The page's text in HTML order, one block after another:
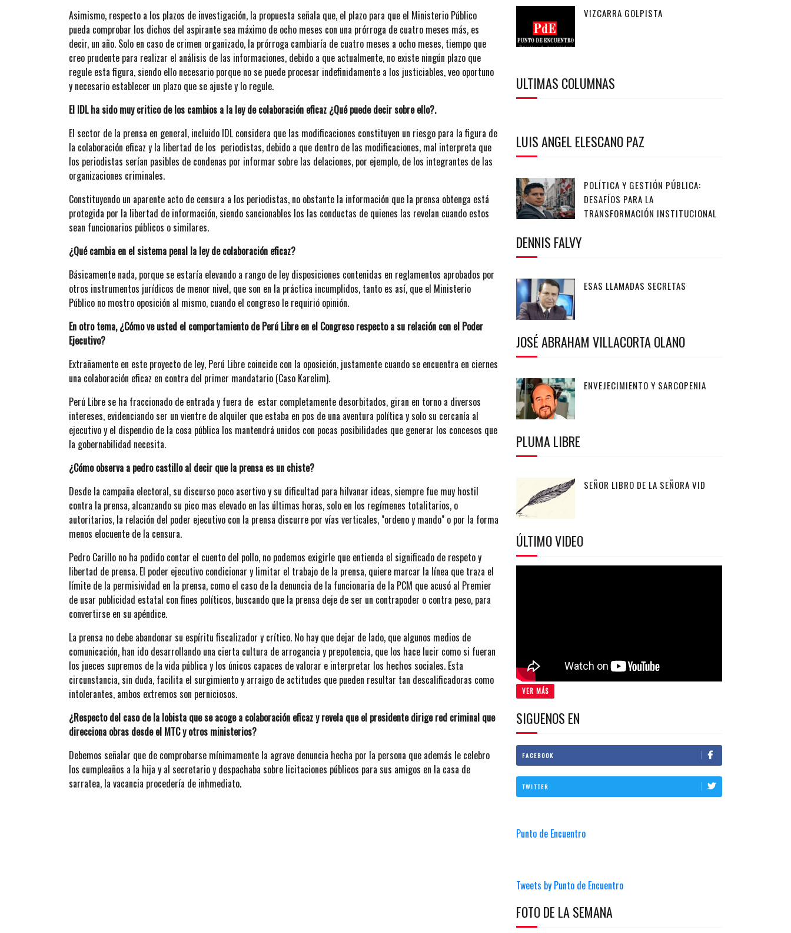
Asimismo, respecto a los plazos de investigación, la propuesta señala que, el plazo para que el Ministerio Público
pueda comprobar los dichos del aspirante sea máximo de ocho meses con una prórroga de cuatro meses más, es
decir, un año. Solo en caso de crimen organizado, la prórroga cambiaría de cuatro meses a ocho meses, tiempo que
creo prudente para realizar el análisis de las informaciones, debido a que actualmente, no existe ningún plazo que
regule esta figura, siendo ello necesario porque no se puede procesar indefinidamente a los justiciables, veo oportuno
y necesario establecer un plazo que se ajuste y lo regule.
El IDL ha sido muy critico de los cambios a la ley de colaboración eficaz ¿Qué puede decir sobre ello?.
El sector de la prensa en general, incluido IDL considera que las modificaciones constituyen un riesgo para la figura de
la colaboración eficaz y la libertad de los periodistas, debido a que dentro de las modificaciones, mal interpreta que
los periodistas serían pasibles de condenas por informar sobre las delaciones, por ejemplo, de los integrantes de las
organizaciones criminales.
Constituyendo un aparente acto de censura a los periodistas, no obstante la información que la prensa obtenga está
protegida por la libertad de información, siendo sancionables los las conductas de quienes las revelan cuando estos
sean funcionarios públicos o similares.
¿Qué cambia en el sistema penal la ley de colaboración eficaz?
Básicamente nada, porque se estaría elevando a rango de ley disposiciones contenidas en reglamentos aprobados por
otros instrumentos jurídicos de menor nivel, que son en la práctica incumplidos, tanto es así, que el Ministerio
Público no mostro oposición al mismo, cuando el congreso le requirió opinión.
En otro tema, ¿Cómo ve usted el comportamiento de Perú Libre en el Congreso respecto a su relación con el Poder
Ejecutivo?
Extrañamente en este proyecto de ley, Perú Libre coincide con la oposición, justamente cuando se encuentra en ciernes
una colaboración eficaz en contra del primer mandatario (Caso Karelim).
Perú Libre se ha fraccionado de entrada y fuera de estar completamente desorbitados, giran en torno a diversos
intereses, evidenciando ser un vientre de alquiler que estaba en pos de una aventura política y solo su cercanía al
ejecutivo y el dispendio de la cosa pública los mantendrá unidos con pocas posibilidades que generar los concesos que
la gobernabilidad necesita.
¿Cómo observa a pedro castillo al decir que la prensa es un chiste?
Desde la campaña electoral, su discurso poco asertivo y su dificultad para hilvanar ideas, siempre fue muy hostil
contra la prensa, alcanzando su pico mas elevado en las últimas horas, solo en los regímenes totalitarios, o
autoritarios, la relación del poder ejecutivo con la prensa discurre por vías verticales, "ordeno y mando" o por la forma
menos elocuente de la censura.
Pedro Carillo no ha podido contar el cuento del pollo, no podemos exigirle que entienda el significado de respeto y
libertad de prensa. El poder ejecutivo condicionar y limitar el trabajo de la prensa, quiere marcar la línea que traza el
límite de la permisividad en la prensa, como el caso de la denuncia de la funcionaria de la PCM que acusó al Premier
de usar publicidad estatal con fines políticos, buscando que la prensa deje de ser un contrapoder o contra peso, para
convertirse en su apéndice.
La prensa no debe abandonar su espíritu fiscalizador y crítico. No hay que dejar de lado, que algunos medios de
comunicación, han ido desarrollando una cierta cultura de arrogancia y prepotencia, que los hace lucir como si fueran
los jueces supremos de la vida pública y los únicos capaces de valorar e interpretar los hechos sociales. Esta
circunstancia, sin duda, facilita el surgimiento y arraigo de actitudes que pueden resultar tan descalificadoras como
intolerantes, ambos extremos son perniciosos.
¿Respecto del caso de la lobista que se acoge a colaboración eficaz y revela que el presidente dirige red criminal que
direcciona obras desde el MTC y otros ministerios?
Debemos señalar que de comprobarse mínimamente la agrave denuncia hecha por la persona que además le celebro
los cumpleaños a la hija y al secretario y despachaba sobre licitaciones públicos para sus amigos en la casa de
sarratea, la vacancia procedería de inhmediato.
VIZCARRA GOLPISTA
ULTIMAS COLUMNAS
LUIS ANGEL ELESCANO PAZ
POLÍTICA Y GESTIÓN PÚBLICA:
DESAFÍOS PARA LA
TRANSFORMACIÓN INSTITUCIONAL
DENNIS FALVY
ESAS LLAMADAS SECRETAS
JOSÉ ABRAHAM VILLACORTA OLANO
ENVEJECIMIENTO Y SARCOPENIA
PLUMA LIBRE
SEÑOR LIBRO DE LA SEÑORA VID
ÚLTIMO VIDEO
VER MÁS
SIGUENOS EN
FACEBOOK
TWITTER
Punto de Encuentro
Tweets by Punto de Encuentro
FOTO DE LA SEMANA